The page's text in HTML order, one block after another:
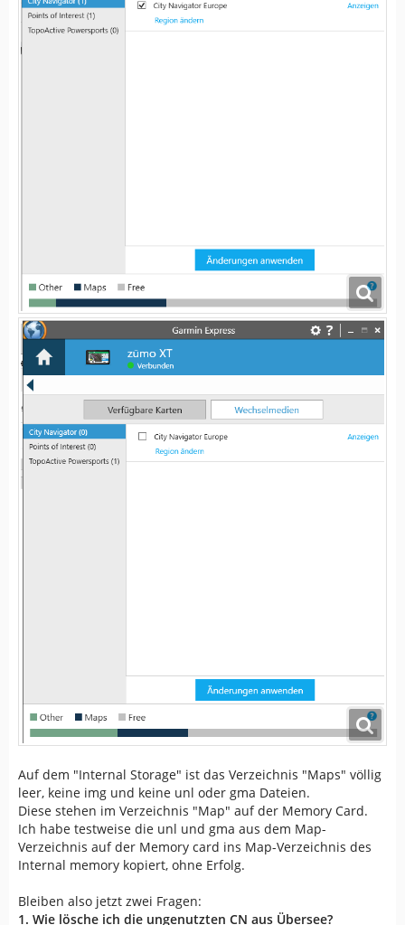
Auf dem "Internal Storage" ist das Verzeichnis "Maps" völlig
leer, keine img und keine unl oder gma Dateien.
Diese stehen im Verzeichnis "Map" auf der Memory Card.
Ich habe testweise die unl und gma aus dem Map-
Verzeichnis auf der Memory card ins Map-Verzeichnis des
Internal memory kopiert, ohne Erfolg.
Bleiben also jetzt zwei Fragen:
1. Wie lösche ich die ungenutzten CN aus Übersee?